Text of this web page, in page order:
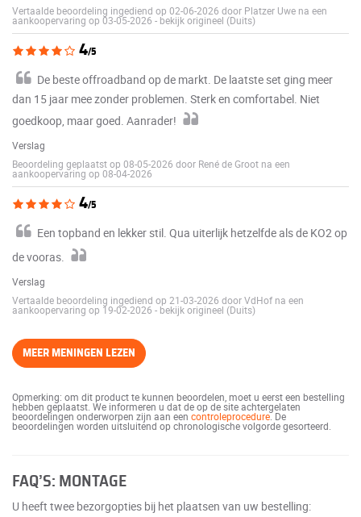
Vertaalde beoordeling ingediend op 02-06-2026 door Platzer Uwe na een
aankoopervaring op 03-05-2026 - bekijk origineel (Duits)
4/5
De beste offroadband op de markt. De laatste set ging meer
dan 15 jaar mee zonder problemen. Sterk en comfortabel. Niet
goedkoop, maar goed. Aanrader!
Verslag
Beoordeling geplaatst op 08-05-2026 door René de Groot na een
aankoopervaring op 08-04-2026
4/5
Een topband en lekker stil. Qua uiterlijk hetzelfde als de KO2 op
de vooras.
Verslag
Vertaalde beoordeling ingediend op 21-03-2026 door VdHof na een
aankoopervaring op 19-02-2026 - bekijk origineel (Duits)
MEER MENINGEN LEZEN
Opmerking: om dit product te kunnen beoordelen, moet u eerst een bestelling
hebben geplaatst. We informeren u dat de op de site achtergelaten
beoordelingen onderworpen zijn aan een controleprocedure. De
beoordelingen worden uitsluitend op chronologische volgorde gesorteerd.
FAQ’S: MONTAGE
U heeft twee bezorgopties bij het plaatsen van uw bestelling: